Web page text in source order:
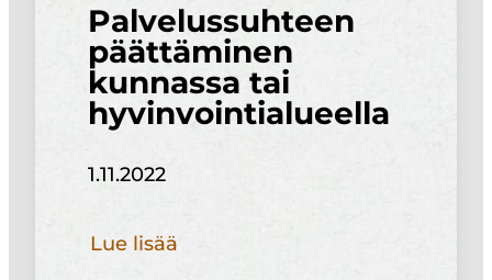
Palvelussuhteen
päättäminen
kunnassa tai
hyvinvointialueella
1.11.2022
Lue lisää